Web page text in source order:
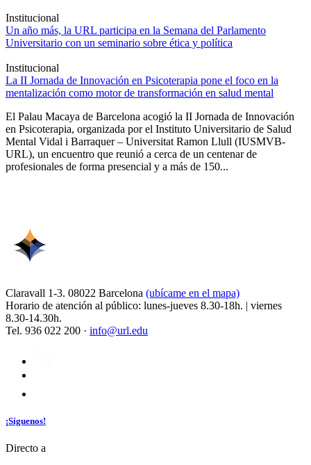
Institucional
Un año más, la URL participa en la Semana del Parlamento
Universitario con un seminario sobre ética y política
Institucional
La II Jornada de Innovación en Psicoterapia pone el foco en la
mentalización como motor de transformación en salud mental
El Palau Macaya de Barcelona acogió la II Jornada de Innovación
en Psicoterapia, organizada por el Instituto Universitario de Salud
Mental Vidal i Barraquer – Universitat Ramon Llull (IUSMVB-
URL), un encuentro que reunió a cerca de un centenar de
profesionales de forma presencial y a más de 150...
Claravall 1-3. 08022 Barcelona (ubícame en el mapa)
Horario de atención al público: lunes-jueves 8.30-18h. | viernes
8.30-14.30h.
Tel. 936 022 200 · info@url.edu
¡Síguenos!
Directo a